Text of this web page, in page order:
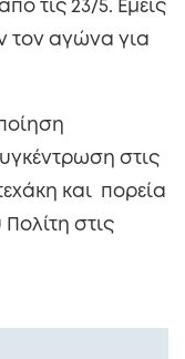
τις 23/5. Εμείς
τον αγώνα για
στις
και πορεία
στις